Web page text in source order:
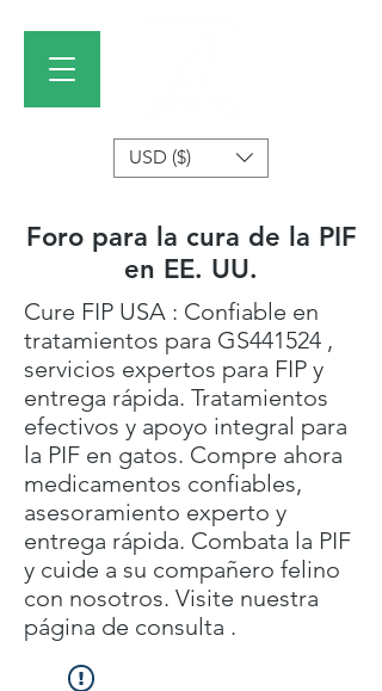
USD ($)
Foro para la cura de la PIF
en EE. UU.
Cure FIP USA : Confiable en
tratamientos para GS441524 ,
servicios expertos para FIP y
entrega rápida. Tratamientos
efectivos y apoyo integral para
la PIF en gatos. Compre ahora
medicamentos confiables,
asesoramiento experto y
entrega rápida. Combata la PIF
y cuide a su compañero felino
con nosotros. Visite nuestra
página de consulta .